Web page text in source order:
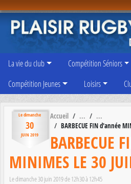
La vie du club Compétition Séniors
Compétition Jeunes
Loisirs
Ledimanche
30
JUIN 2019
Accueil
BARBECUE FIN d'année
BARBECUE
MINIMES LE 30
Ledimanche30juin 2019de 12h30 à 12h45
Panneau de gestion des cookies